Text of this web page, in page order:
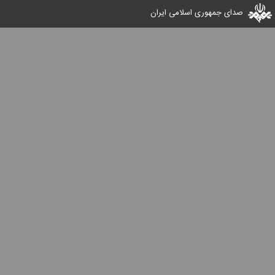
صدای جمهوری اسلامی ایران